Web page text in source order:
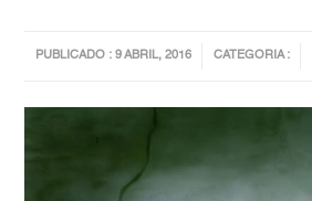
PUBLICADO : 9 ABRIL, 2016 CATEGORIA :